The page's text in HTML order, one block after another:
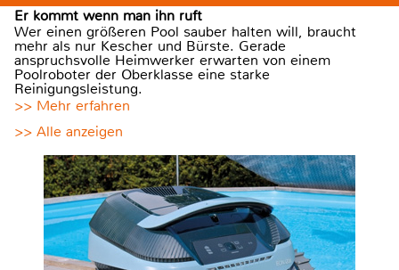
Er kommt wenn man ihn ruft
Wer einen größeren Pool sauber halten will, braucht
mehr als nur Kescher und Bürste. Gerade
anspruchsvolle Heimwerker erwarten von einem
Poolroboter der Oberklasse eine starke
Reinigungsleistung.
>> Mehr erfahren
>> Alle anzeigen